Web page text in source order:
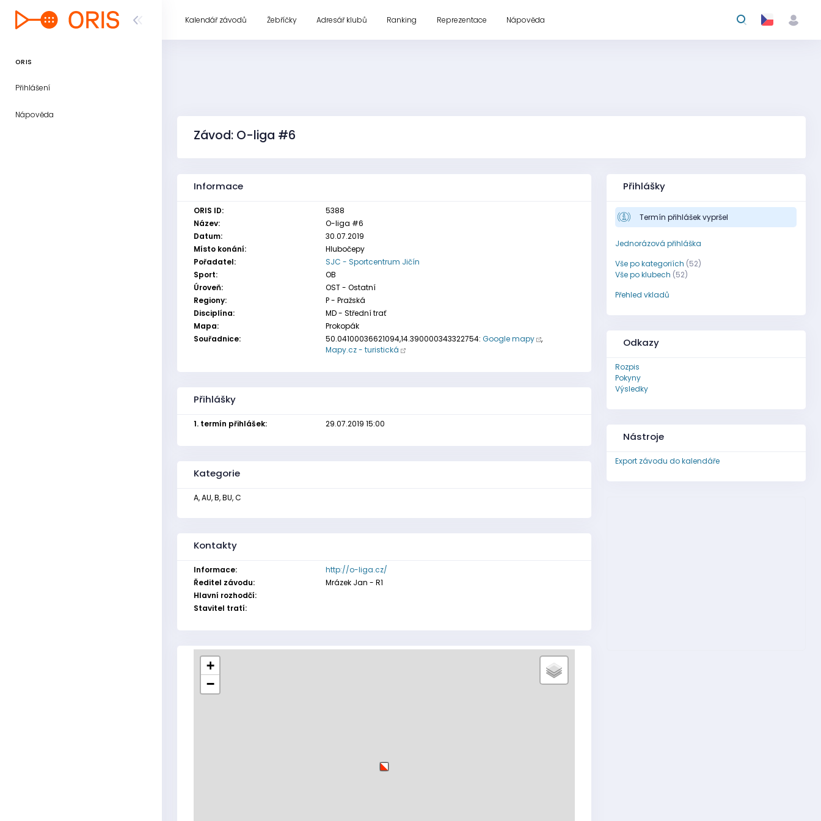
ORIS
Přihlášení
Nápověda
Kalendář závodů Žebříčky Adresář klubů Ranking Reprezentace Nápověda
Závod: O-liga #6
Informace
ORIS ID:
5388
Název:
O-liga #6
Datum:
30.07.2019
Místo konání:
Hlubočepy
Pořadatel:
SJC - Sportcentrum Jičín
Sport:
OB
Úroveň:
OST - Ostatní
Regiony:
P - Pražská
Disciplína:
MD - Střední trať
Mapa:
Prokopák
Souřadnice:
50.04100036621094,14.390000343322754:Google mapy
,
Mapy.cz - turistická
Přihlášky
1. termín přihlášek: 29.07.2019 15:00
Kategorie
A, AU, B, BU, C
Kontakty
Informace:
http://o-liga.cz/
Ředitel závodu:
Mrázek Jan - R1
Hlavní rozhodčí:
Stavitel tratí:
+
−
Přihlášky
Termín přihlášek vypršel
Jednorázová přihláška
Vše po kategoriích (52)
Vše po klubech (52)
Přehled vkladů
Odkazy
Rozpis
Pokyny
Výsledky
Nástroje
Export závodu do kalendáře